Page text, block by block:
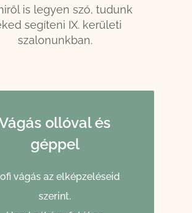
is legyen szó, tudunk
segíteni IX. kerületi
szalonunkban.
ollóval és
géppel
vágás az elképzeléseid
szerint.